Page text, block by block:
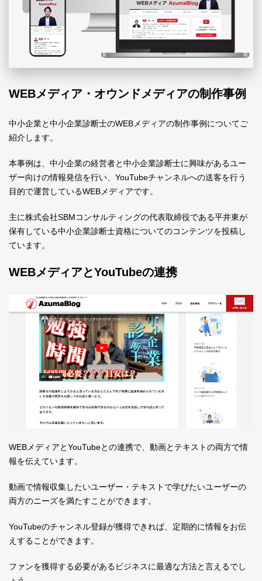
WEBメディア・オウンドメディアの制作事例
中小企業と中小企業診断士のWEBメディアの制作事例についてご
紹介します。
本事例は、中小企業の経営者と中小企業診断士に興味があるユー
ザー向けの情報発信を行い、YouTubeチャンネルへの送客を行う
目的で運営しているWEBメディアです。
主に株式会社SBMコンサルティングの代表取締役である平井東が
保有している中小企業診断士資格についてのコンテンツを投稿し
ています。
WEBメディアとYouTubeの連携
WEBメディアとYouTubeとの連携で、動画とテキストの両方で情
報を伝えています。
動画で情報収集したいユーザー・テキストで学びたいユーザーの
両方のニーズを満たすことができます。
YouTubeのチャンネル登録が獲得できれば、定期的に情報をお伝
えすることができます。
ファンを獲得する必要があるビジネスに最適な方法と言えるでし